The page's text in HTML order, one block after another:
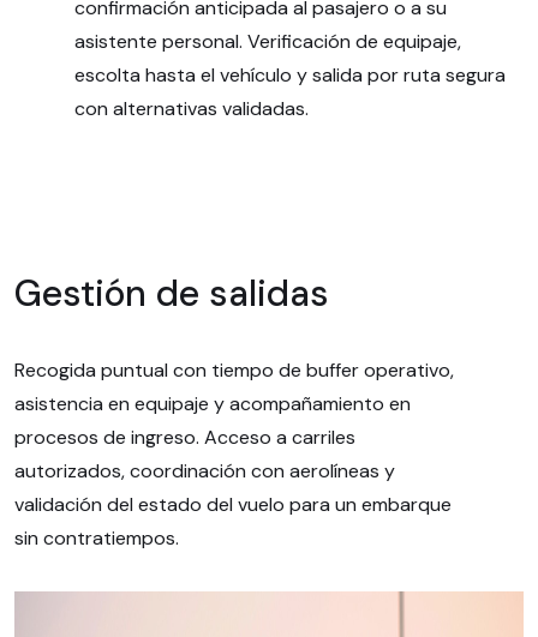
confirmación anticipada al pasajero o a su
asistente personal. Verificación de equipaje,
escolta hasta el vehículo y salida por ruta segura
con alternativas validadas.
Gestión de salidas
Recogida puntual con tiempo de buffer operativo,
asistencia en equipaje y acompañamiento en
procesos de ingreso. Acceso a carriles
autorizados, coordinación con aerolíneas y
validación del estado del vuelo para un embarque
sin contratiempos.